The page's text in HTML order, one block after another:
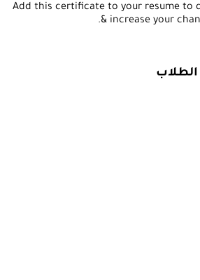
Add this certificate to your resume to
& increase your